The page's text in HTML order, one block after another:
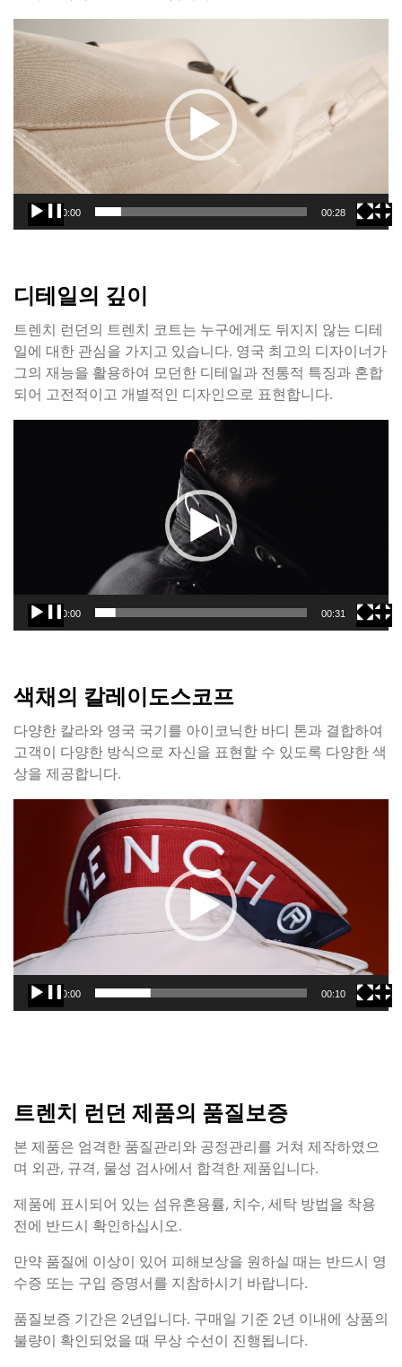
동
영
상
플
레
이
어
00:00 00:28
디테일의 깊이
트렌치 런던의 트렌치 코트는 누구에게도 뒤지지 않는 디테
일에 대한 관심을 가지고 있습니다. 영국 최고의 디자이너가
그의 재능을 활용하여 모던한 디테일과 전통적 특징과 혼합
되어 고전적이고 개별적인 디자인으로 표현합니다.
00:00 00:31
색채의 칼레이도스코프
다양한 칼라와 영국 국기를 아이코닉한 바디 톤과 결합하여
고객이 다양한 방식으로 자신을 표현할 수 있도록 다양한 색
상을 제공합니다.
00:00 00:10
트렌치 런던 제품의 품질보증
본 제품은 엄격한 품질관리와 공정관리를 거쳐 제작하였으
며 외관, 규격, 물성 검사에서 합격한 제품입니다.
제품에 표시되어 있는 섬유혼용률, 치수, 세탁 방법을 착용
전에 반드시 확인하십시오.
만약 품질에 이상이 있어 피해보상을 원하실 때는 반드시 영
수증 또는 구입 증명서를 지참하시기 바랍니다.
품질보증 기간은 2년입니다. 구매일 기준 2년 이내에 상품의
불량이 확인되었을 때 무상 수선이 진행됩니다.